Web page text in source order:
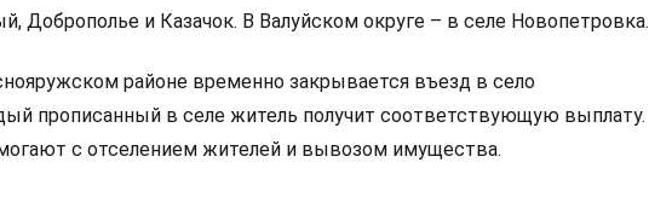
Доброполье и Казачок. В Валуйском округе – в селе Новопетровка.
районе временно закрывается въезд в село
прописанный в селе житель получит соответствующую выплату.
с отселением жителей и вывозом имущества.